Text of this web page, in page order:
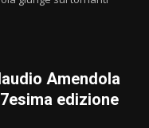
Amendola
edizione